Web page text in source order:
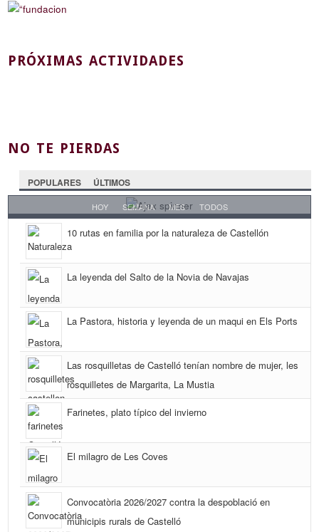
PRÓXIMAS ACTIVIDADES
NO TE PIERDAS
POPULARES ÚLTIMOS
HOY SEMANA MES TODOS
10 rutas en familia por la naturaleza de Castellón
La leyenda del Salto de la Novia de Navajas
La Pastora, historia y leyenda de un maqui en Els Ports
Las rosquilletas de Castelló tenían nombre de mujer, les
rosquilletes de Margarita, La Mustia
Farinetes, plato típico del invierno
El milagro de Les Coves
Convocatòria 2026/2027 contra la despoblació en
municipis rurals de Castelló